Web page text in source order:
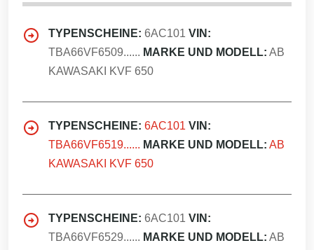
TYPENSCHEINE: 6AC101 VIN:
TBA66VF6509...... MARKE UND MODELL: AB
KAWASAKI KVF 650
TYPENSCHEINE: 6AC101 VIN:
TBA66VF6519...... MARKE UND MODELL: AB
KAWASAKI KVF 650
TYPENSCHEINE: 6AC101 VIN:
TBA66VF6529...... MARKE UND MODELL: AB